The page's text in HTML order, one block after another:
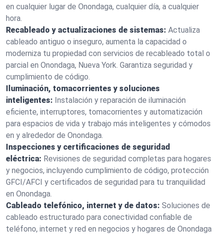
en cualquier lugar de Onondaga, cualquier día, a cualquier
hora.
Recableado y actualizaciones de sistemas: Actualiza
cableado antiguo o inseguro, aumenta la capacidad o
moderniza tu propiedad con servicios de recableado total o
parcial en Onondaga, Nueva York. Garantiza seguridad y
cumplimiento de código.
Iluminación, tomacorrientes y soluciones
inteligentes: Instalación y reparación de iluminación
eficiente, interruptores, tomacorrientes y automatización
para espacios de vida y trabajo más inteligentes y cómodos
en y alrededor de Onondaga.
Inspecciones y certificaciones de seguridad
eléctrica: Revisiones de seguridad completas para hogares
y negocios, incluyendo cumplimiento de código, protección
GFCI/AFCI y certificados de seguridad para tu tranquilidad
en Onondaga.
Cableado telefónico, internet y de datos: Soluciones de
cableado estructurado para conectividad confiable de
teléfono, internet y red en negocios y hogares de Onondaga